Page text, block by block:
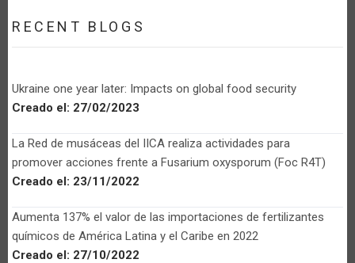
RECENT BLOGS
Ukraine one year later: Impacts on global food security
Creado el: 27/02/2023
La Red de musáceas del IICA realiza actividades para
promover acciones frente a Fusarium oxysporum (Foc R4T)
Creado el: 23/11/2022
Aumenta 137% el valor de las importaciones de fertilizantes
químicos de América Latina y el Caribe en 2022
Creado el: 27/10/2022